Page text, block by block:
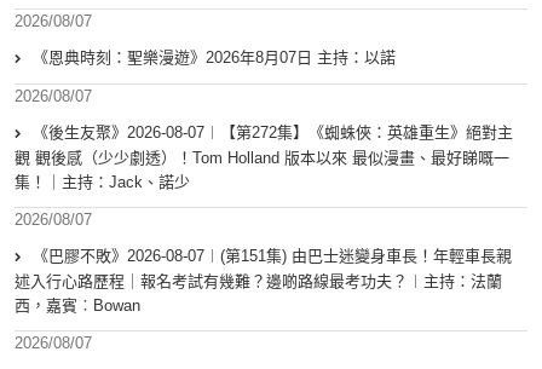
2026/08/07
《恩典時刻：聖樂漫遊》2026年8月07日 主持：以諾
2026/08/07
《後生友聚》2026-08-07︱【第272集】《蜘蛛俠：英雄重生》絕對主
觀 觀後感（少少劇透）！Tom Holland 版本以來 最似漫畫、最好睇嘅一
集！｜主持：Jack、諾少
2026/08/07
《巴膠不敗》2026-08-07︱(第151集) 由巴士迷變身車長！年輕車長親
述入行心路歷程｜報名考試有幾難？邊啲路線最考功夫？︱主持：法蘭
西，嘉賓︰Bowan
2026/08/07